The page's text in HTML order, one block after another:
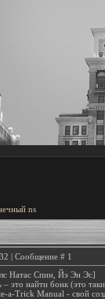
ns
| Сообщение # 1
Натас Спин, Йэ Эн Эс]
это найти бонк (это
a-Trick Manual - свой